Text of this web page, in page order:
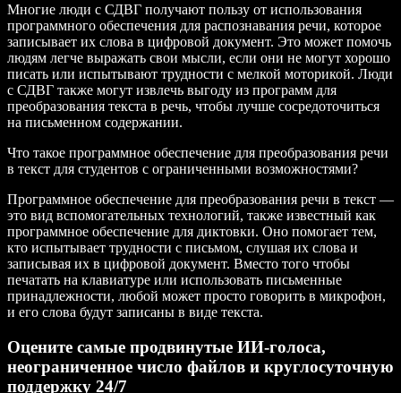
Многие люди с СДВГ получают пользу от использования
программного обеспечения для распознавания речи, которое
записывает их слова в цифровой документ. Это может помочь
людям легче выражать свои мысли, если они не могут хорошо
писать или испытывают трудности с мелкой моторикой. Люди
с СДВГ также могут извлечь выгоду из программ для
преобразования текста в речь, чтобы лучше сосредоточиться
на письменном содержании.
Что такое программное обеспечение для преобразования речи
в текст для студентов с ограниченными возможностями?
Программное обеспечение для преобразования речи в текст —
это вид вспомогательных технологий, также известный как
программное обеспечение для диктовки. Оно помогает тем,
кто испытывает трудности с письмом, слушая их слова и
записывая их в цифровой документ. Вместо того чтобы
печатать на клавиатуре или использовать письменные
принадлежности, любой может просто говорить в микрофон,
и его слова будут записаны в виде текста.
Оцените самые продвинутые ИИ‑голоса,
неограниченное число файлов и круглосуточную
поддержку 24/7